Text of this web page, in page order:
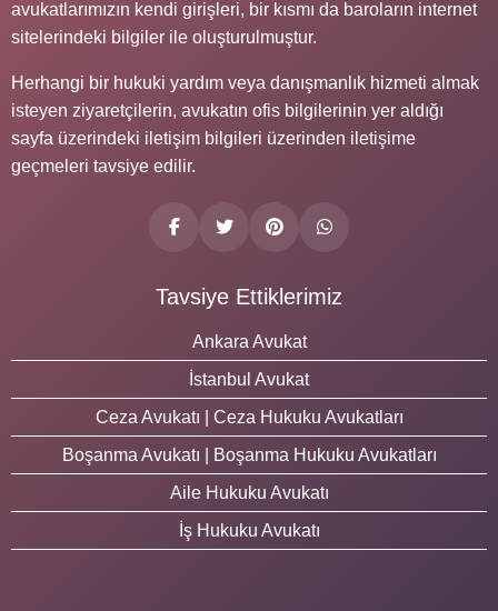
avukatlarımızın kendi girişleri, bir kısmı da baroların internet
sitelerindeki bilgiler ile oluşturulmuştur.
Herhangi bir hukuki yardım veya danışmanlık hizmeti almak
isteyen ziyaretçilerin, avukatın ofis bilgilerinin yer aldığı
sayfa üzerindeki iletişim bilgileri üzerinden iletişime
geçmeleri tavsiye edilir.
Tavsiye Ettiklerimiz
Ankara Avukat
İstanbul Avukat
Ceza Avukatı | Ceza Hukuku Avukatları
Boşanma Avukatı | Boşanma Hukuku Avukatları
Aile Hukuku Avukatı
İş Hukuku Avukatı